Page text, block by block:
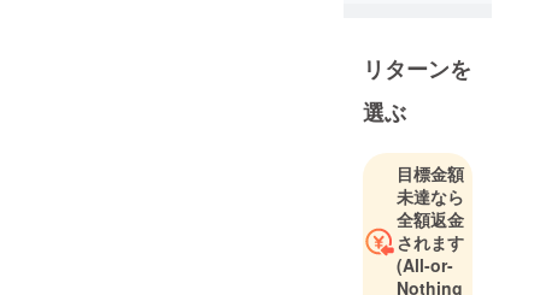
水区で会社
いますが、
を自分のや
りたいこと
をやって社
会貢献しな
がら生きて
リターンを
選ぶ
目標金額
未達なら
全額返金
されます
(All-or-
Nothing